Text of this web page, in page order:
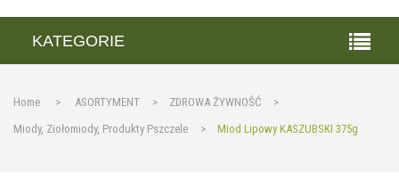
KATEGORIE
Home > ASORTYMENT > ZDROWA ŻYWNOŚĆ
>
Miody, Ziołomiody, Produkty Pszczele
> Miod Lipowy KASZUBSKI 375g